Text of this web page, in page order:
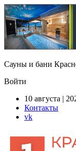
Сауны и бани
Войти
10 августа |
Контакты
vk